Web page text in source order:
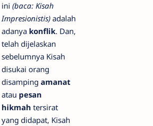
ini (baca: Kisah
Impresionistis) adalah
adanya konflik. Dan,
telah dijelaskan
sebelumnya Kisah
disukai orang
disamping amanat
atau pesan
hikmah tersirat
yang didapat, Kisah